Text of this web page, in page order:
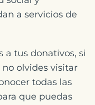
a servicios de
a tus donativos, si
olvides visitar
todas las
que puedas